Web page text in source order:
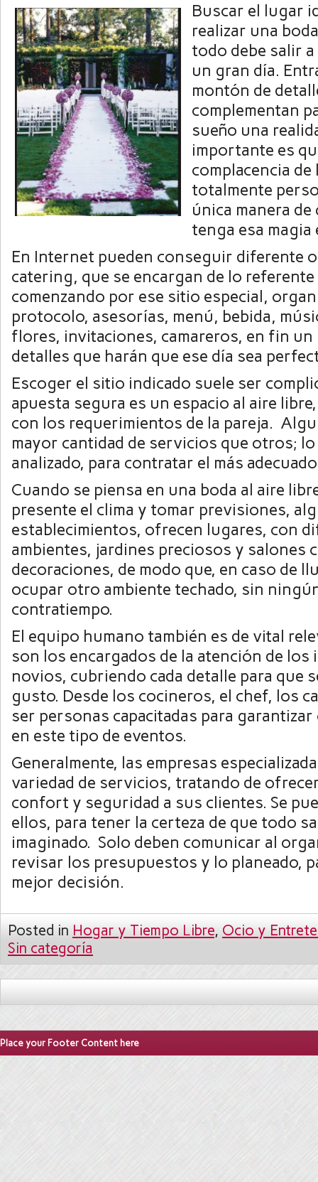
Buscar el lugar
realizar una
todo debe salir
un gran día.
montón de
complementan
sueño una
importante es
complacencia
totalmente
única manera de
tenga esa magia
En Internet pueden conseguir diferente
catering, que se encargan de lo
comenzando por ese sitio especial,
protocolo, asesorías, menú, bebida,
flores, invitaciones, camareros, en fin un
detalles que harán que ese día sea
Escoger el sitio indicado suele ser
apuesta segura es un espacio al aire
con los requerimientos de la pareja.
mayor cantidad de servicios que otros;
analizado, para contratar el más
Cuando se piensa en una boda al aire
presente el clima y tomar previsiones,
establecimientos, ofrecen lugares, con
ambientes, jardines preciosos y salones
decoraciones, de modo que, en caso de
ocupar otro ambiente techado, sin
contratiempo.
El equipo humano también es de vital
son los encargados de la atención de los
novios, cubriendo cada detalle para que
gusto. Desde los cocineros, el chef, los
ser personas capacitadas para
en este tipo de eventos.
Generalmente, las empresas
variedad de servicios, tratando de
confort y seguridad a sus clientes. Se
ellos, para tener la certeza de que todo
imaginado. Solo deben comunicar al
revisar los presupuestos y lo planeado,
mejor decisión.
Posted in Hogar y Tiempo Libre, Ocio y
Sin categoría
Place your Footer Content here